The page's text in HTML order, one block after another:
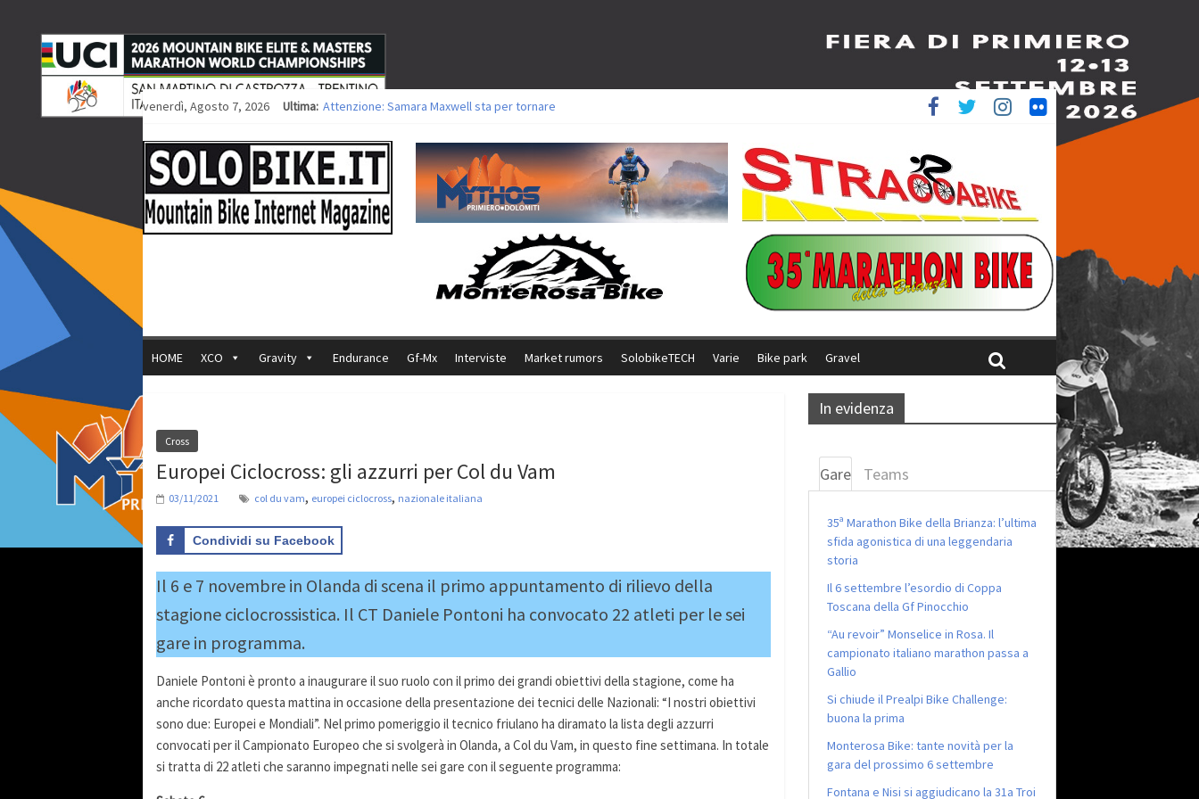
venerdì, Agosto 7, 2026 Ultima: Attenzione: Samara Maxwell sta per tornare
Europei XCO: vittorie per Ghibaudo, Grossmann e Gallis. Signorelli 5^ la migliore tra gli italiani
35ª Marathon Bike della Brianza: l’ultima sfida agonistica di una leggendaria storia
Europei MTB: il Team Relay firma il secondo argento azzurro a Monteceneri
HOME XCO Gravity Endurance Gf-Mx Interviste Market rumors SolobikeTECH Varie Bike park Gravel
Cross
Europei Ciclocross: gli azzurri per Col du Vam
03/11/2021 col du vam, europei ciclocross, nazionale italiana
Condividi su Facebook
Il 6 e 7 novembre in Olanda di scena il primo appuntamento di rilievo della
stagione ciclocrossistica. Il CT Daniele Pontoni ha convocato 22 atleti per le sei
gare in programma.
Daniele Pontoni è pronto a inaugurare il suo ruolo con il primo dei grandi obiettivi della stagione, come ha
anche ricordato questa mattina in occasione della presentazione dei tecnici delle Nazionali: “I nostri obiettivi
sono due: Europei e Mondiali”. Nel primo pomeriggio il tecnico friulano ha diramato la lista degli azzurri
convocati per il Campionato Europeo che si svolgerà in Olanda, a Col du Vam, in questo fine settimana. In totale
si tratta di 22 atleti che saranno impegnati nelle sei gare con il seguente programma:
In evidenza
Gare Teams
35ª Marathon Bike della Brianza: l’ultima
sfida agonistica di una leggendaria
storia
Il 6 settembre l’esordio di Coppa
Toscana della Gf Pinocchio
“Au revoir” Monselice in Rosa. Il
campionato italiano marathon passa a
Gallio
Si chiude il Prealpi Bike Challenge:
buona la prima
Monterosa Bike: tante novità per la
gara del prossimo 6 settembre
Fontana e Nisi si aggiudicano la 31a Troi